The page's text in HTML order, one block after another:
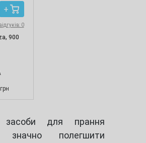
відгуків: 0
900
грн
засоби для прання
значно полегшити